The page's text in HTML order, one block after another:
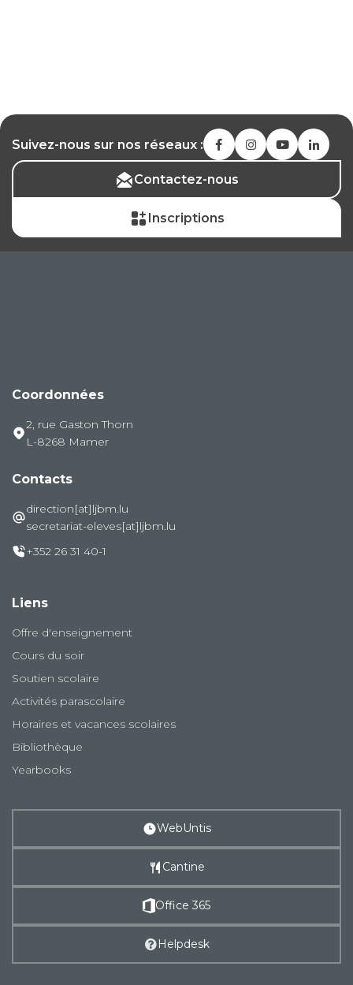
Suivez-nous sur nos réseaux :
Contactez-nous
Inscriptions
Coordonnées
2, rue Gaston Thorn
L-8268 Mamer
Contacts
direction[at]ljbm.lu
secretariat-eleves[at]ljbm.lu
+352 26 31 40-1
Liens
Offre d'enseignement
Cours du soir
Soutien scolaire
Activités parascolaire
Horaires et vacances scolaires
Bibliothèque
Yearbooks
WebUntis
Cantine
Office 365
Helpdesk